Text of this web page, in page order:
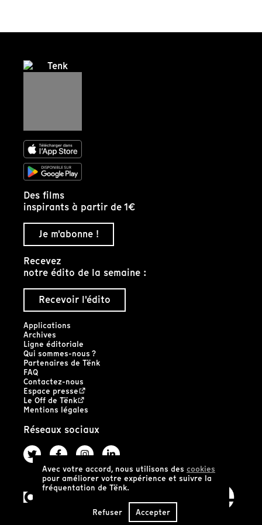
Avec votre accord, nous utilisons des cookies
pour améliorer votre expérience et suivre la
fréquentation de Tënk.
Refuser Accepter
Des films
inspirants à partir de 1€
Je m'abonne !
Recevez
notre édito de la semaine :
Recevoir l'édito
Applications
Archives
Ligne éditoriale
Qui sommes-nous ?
Partenaires de Tënk
FAQ
Contactez-nous
Espace presse
Le Off de Tënk
Mentions légales
Réseaux sociaux